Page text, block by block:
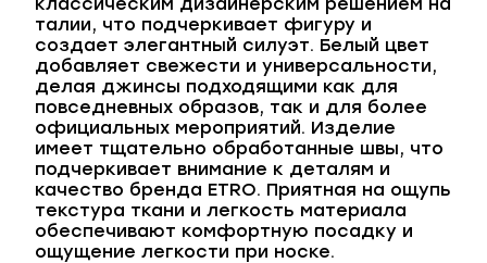
талии, что подчеркивает фигуру и
создает элегантный силуэт. Белый цвет
добавляет свежести и универсальности,
делая джинсы подходящими как для
повседневных образов, так и для более
официальных мероприятий. Изделие
имеет тщательно обработанные швы, что
подчеркивает внимание к деталям и
качество бренда ETRO. Приятная на ощупь
текстура ткани и легкость материала
обеспечивают комфортную посадку и
ощущение легкости при носке.